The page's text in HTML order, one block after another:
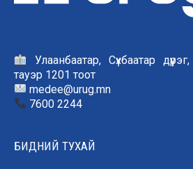
Улаанбаатар, Сүхбаатар
тауэр 1201 тоот
medee@urug.mn
7600 2244
БИДНИЙ ТУХАЙ